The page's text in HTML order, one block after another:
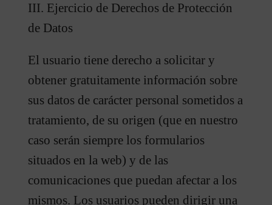
III. Ejercicio de Derechos de Protección
de Datos
El usuario tiene derecho a solicitar y
obtener gratuitamente información sobre
sus datos de carácter personal sometidos a
tratamiento, de su origen (que en nuestro
caso serán siempre los formularios
situados en la web) y de las
comunicaciones que puedan afectar a los
mismos. Los usuarios pueden dirigir una